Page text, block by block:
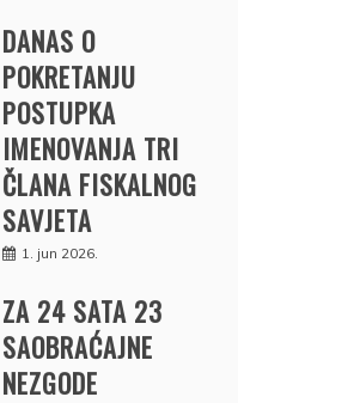
DANAS O
POKRETANJU
POSTUPKA
IMENOVANJA TRI
ČLANA FISKALNOG
SAVJETA
1. jun 2026.
ZA 24 SATA 23
SAOBRAĆAJNE
NEZGODE